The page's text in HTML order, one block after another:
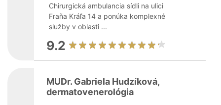
Chirurgická ambulancia sídli na ulici
Fraňa Kráľa 14 a ponúka komplexné
služby v oblasti ...
9.2
MUDr. Gabriela Hudzíková,
dermatovenerológia